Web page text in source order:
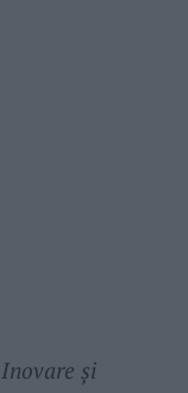
Inovare și